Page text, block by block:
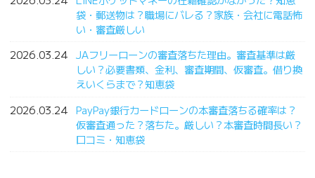
袋・郵送物は？職場にバレる？家族・会社に電話怖
い・審査厳しい
2026.03.24 JAフリーローンの審査落ちた理由。審査基準は厳
しい？必要書類、金利、審査期間、仮審査。借り換
えいくらまで？知恵袋
2026.03.24 PayPay銀行カードローンの本審査落ちる確率は？
仮審査通った？落ちた。厳しい？本審査時間長い？
口コミ・知恵袋